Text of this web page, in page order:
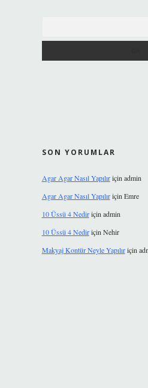
SON YORUMLAR
Agar Agar Nasıl Yapılıriçin admin
Agar Agar Nasıl Yapılıriçin Emre
10 Üssü 4 Nediriçin admin
10 Üssü 4 Nediriçin Nehir
Makyaj Kontür Neyle Yapılıriçin